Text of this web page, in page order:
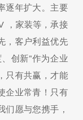
逐年扩大。主要
，家装等，承接
，客户利益优先
创新”作为企业
只有共赢，才能
企业常青！只有
们愿与您携手，